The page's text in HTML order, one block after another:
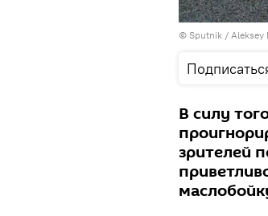
© Sputnik / Aleksey
В силу
зрителей